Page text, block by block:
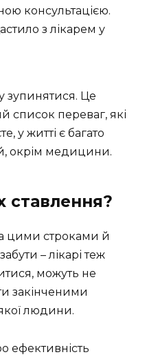
консультацією.
з лікарем у
зупинятися. Це
список переваг, які
у житті є багато
окрім медицини.
ставлення?
цими строками й
– лікарі теж
можуть не
закінченими
людини.
ефективність